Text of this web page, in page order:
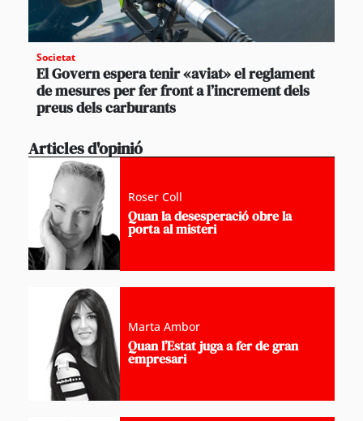
Societat
El Govern espera tenir «aviat» el reglament
de mesures per fer front a l’increment dels
preus dels carburants
Articles d'opinió
Roser Coll
Quan la desesperació obre la
porta al misteri
Marta Ambor
Quan l’Estat juga a fer de gran
empresari